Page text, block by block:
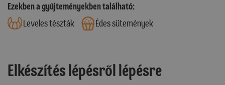
Ezekben a gyűjteményekben található:
Leveles tészták
Édes sütemények
Elkészítés lépésről lépésre